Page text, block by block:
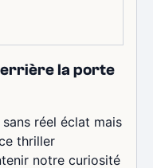
la porte
réel éclat mais
thriller
notre curiosité